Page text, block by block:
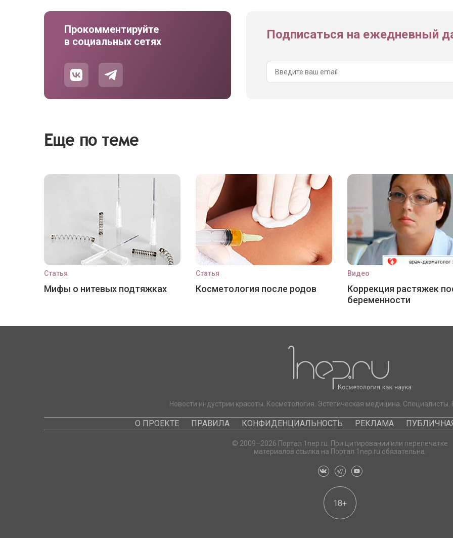
Прокомментируйте
в социальных сетях
Подписаться на ежедневный
Еще по теме
Статья
Мифы о нитевых подтяжках
Статья
Косметология после родов
Видео
Коррекция растяжек
беременности
Новости индустрии красоты. Косметология. Эстетическая медицина.
О ПРОЕКТЕ ПРАВИЛА КОНФИДЕНЦИАЛЬНОСТЬ РЕКЛАМА
© 2009–2026 Портал 1nep.ru. При цитировании или перепечатке
материалов ссылка на Портал 1nep.ru обязательна.
18+